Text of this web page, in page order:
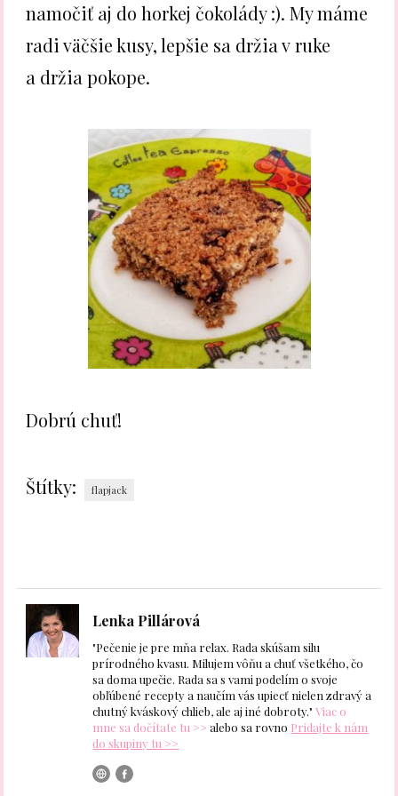
namočiť aj do horkej čokolády :). My máme
radi väčšie kusy, lepšie sa držia v ruke
a držia pokope.
Dobrú chuť!
Štítky: flapjack
Lenka Pillárová
"Pečenie je pre mňa relax. Rada skúšam silu
prírodného kvasu. Milujem vôňu a chuť všetkého, čo
sa doma upečie. Rada sa s vami podelím o svoje
obľúbené recepty a naučím vás upiecť nielen zdravý a
chutný kváskový chlieb, ale aj iné dobroty."Viac o
mne sa dočítate tu >> alebo sa rovno Pridajte k nám
do skupiny tu >>